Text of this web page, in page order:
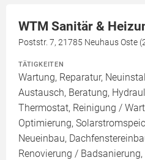
WTM Sanitär &
Poststr. 7, 21785 Neuhaus Oste
TÄTIGKEITEN
Wartung, Reparatur,
Austausch, Beratung,
Thermostat, Reinigung /
Optimierung,
Neueinbau,
Renovierung /